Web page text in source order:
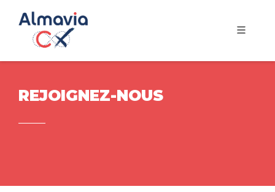
REJOIGNEZ-NOUS